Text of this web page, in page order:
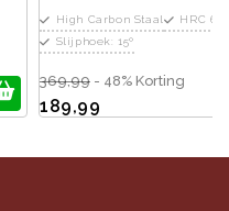
High Carbon Staal
HRC 60
Slijphoek: 15º
369,99 - 48% Korting
189,99